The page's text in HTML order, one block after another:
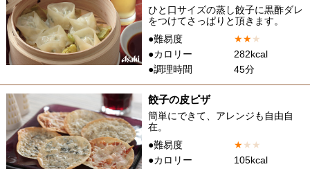
ひと口サイズの蒸し餃子に黒酢ダレ
をつけてさっぱりと頂きます。
●難易度
★★★
●カロリー
282kcal
●調理時間
45分
餃子の皮ピザ
簡単にできて、アレンジも自由自
在。
●難易度
★★ ★
●カロリー
105kcal